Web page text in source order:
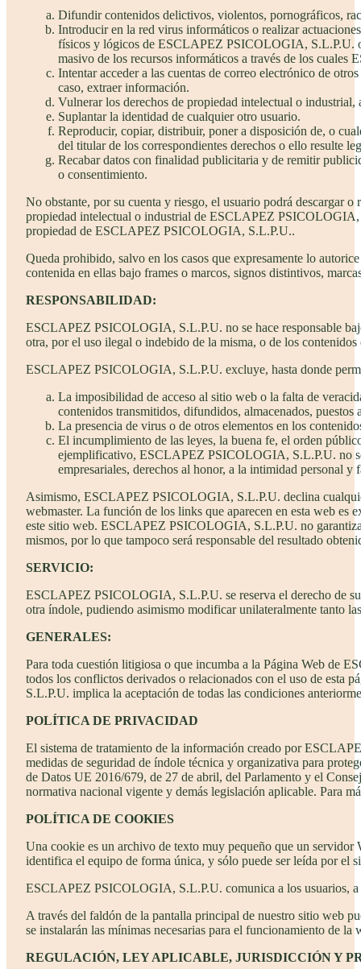
Difundir contenidos delictivos, violentos, pornográficos,
Introducir en la red virus informáticos o realizar
físicos y lógicos de ESCLAPEZ PSICOLOGIA, S.L.P.U. o
masivo de los recursos informáticos a través de los
Intentar acceder a las cuentas de correo electrónico de
caso, extraer información.
Vulnerar los derechos de propiedad intelectual o
Suplantar la identidad de cualquier otro usuario.
Reproducir, copiar, distribuir, poner a disposición de, o
del titular de los correspondientes derechos o ello resulte
Recabar datos con finalidad publicitaria y de remitir
o consentimiento.
No obstante, por su cuenta y riesgo, el usuario podrá descargar
propiedad intelectual o industrial de ESCLAPEZ PSICOLOGIA,
propiedad de ESCLAPEZ PSICOLOGIA, S.L.P.U..
Queda prohibido, salvo en los casos que expresamente lo
contenida en ellas bajo frames o marcos, signos distintivos,
RESPONSABILIDAD:
ESCLAPEZ PSICOLOGIA, S.L.P.U. no se hace responsable
otra, por el uso ilegal o indebido de la misma, o de los
ESCLAPEZ PSICOLOGIA, S.L.P.U. excluye, hasta donde
La imposibilidad de acceso al sitio web o la falta de
contenidos transmitidos, difundidos, almacenados,
La presencia de virus o de otros elementos en los
El incumplimiento de las leyes, la buena fe, el orden
ejemplificativo, ESCLAPEZ PSICOLOGIA, S.L.P.U. no se
empresariales, derechos al honor, a la intimidad personal
Asimismo, ESCLAPEZ PSICOLOGIA, S.L.P.U. declina
webmaster. La función de los links que aparecen en esta web es
este sitio web. ESCLAPEZ PSICOLOGIA, S.L.P.U. no
mismos, por lo que tampoco será responsable del resultado
SERVICIO:
ESCLAPEZ PSICOLOGIA, S.L.P.U. se reserva el derecho de
otra índole, pudiendo asimismo modificar unilateralmente tanto
GENERALES:
Para toda cuestión litigiosa o que incumba a la Página Web de
todos los conflictos derivados o relacionados con el uso de
S.L.P.U. implica la aceptación de todas las condiciones
POLÍTICA DE PRIVACIDAD
El sistema de tratamiento de la información creado por
medidas de seguridad de índole técnica y organizativa para
de Datos UE 2016/679, de 27 de abril, del Parlamento y el
normativa nacional vigente y demás legislación aplicable. Para
POLÍTICA DE COOKIES
Una cookie es un archivo de texto muy pequeño que un
identifica el equipo de forma única, y sólo puede ser leída por el
ESCLAPEZ PSICOLOGIA, S.L.P.U. comunica a los usuarios, a
A través del faldón de la pantalla principal de nuestro sitio web
se instalarán las mínimas necesarias para el funcionamiento de
REGULACIÓN, LEY APLICABLE, JURISDICCIÓN Y